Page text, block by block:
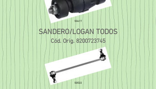
50417
SANDERO/LOGAN TODOS
Cód. Orig. 8200723745
50522